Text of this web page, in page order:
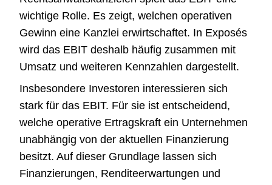
wichtige Rolle. Es zeigt, welchen operativen
Gewinn eine Kanzlei erwirtschaftet. In Exposés
wird das EBIT deshalb häufig zusammen mit
Umsatz und weiteren Kennzahlen dargestellt.
Insbesondere Investoren interessieren sich
stark für das EBIT. Für sie ist entscheidend,
welche operative Ertragskraft ein Unternehmen
unabhängig von der aktuellen Finanzierung
besitzt. Auf dieser Grundlage lassen sich
Finanzierungen, Renditeerwartungen und